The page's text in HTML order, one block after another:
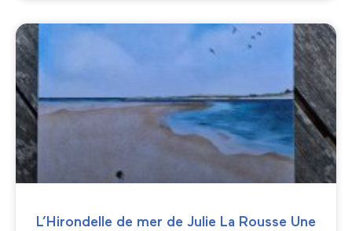
L’Hirondelle de mer de Julie La Rousse Une